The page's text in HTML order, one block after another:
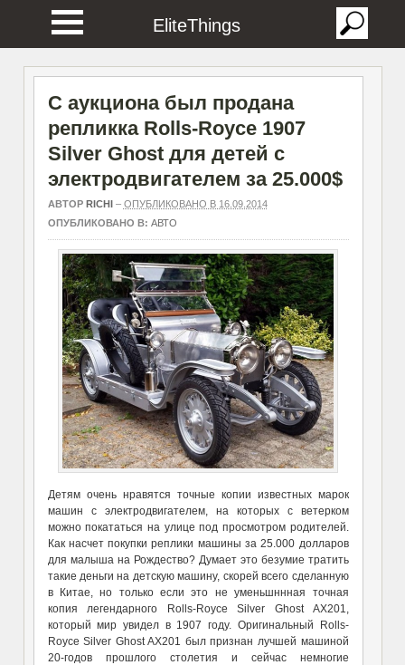
EliteThings
С аукциона был продана
репликка Rolls-Royce 1907
Silver Ghost для детей с
электродвигателем за 25.000$
АВТОР RICHI– ОПУБЛИКОВАНО В 16.09.2014
ОПУБЛИКОВАНО В: АВТО
Детям очень нравятся точные копии известных марок
машин с электродвигателем, на которых с ветерком
можно покататься на улице под просмотром родителей.
Как насчет покупки реплики машины за 25.000 долларов
для малыша на Рождество? Думает это безумие тратить
такие деньги на детскую машину, скорей всего сделанную
в Китае, но только если это не уменьшннная точная
копия легендарного Rolls-Royce Silver Ghost AX201,
который мир увидел в 1907 году. Оригинальный Rolls-
Royce Silver Ghost AX201 был признан лучшей машиной
20-годов прошлого столетия и сейчас немногие